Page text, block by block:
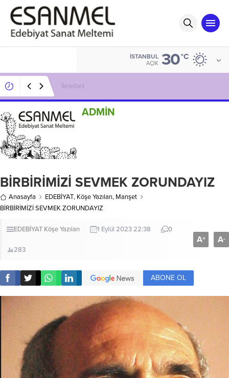
İSTANBUL
AÇIK 30°C
İnadına Kıvırcık Soruyor Şenay T.E.K Cevaplıyor
ADMİN
BİRBİRİMİZİ SEVMEK ZORUNDAYIZ
Anasayfa EDEBİYAT, Köşe Yazıları, Manşet
BİRBİRİMİZİ SEVMEK ZORUNDAYIZ
EDEBİYAT Köşe Yazıları 1 Eylül 2023 22:38 0
283
A+ A-
ABONE OL